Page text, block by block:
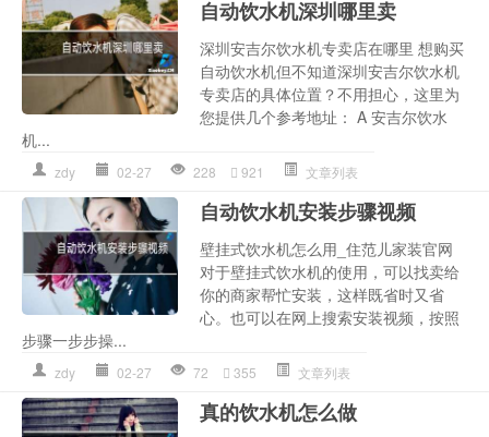
自动饮水机深圳哪里卖
深圳安吉尔饮水机专卖店在哪里 想购买
自动饮水机但不知道深圳安吉尔饮水机
专卖店的具体位置？不用担心，这里为
您提供几个参考地址： A 安吉尔饮水
机...
zdy 02-27 228 921 文章列表
自动饮水机安装步骤视频
壁挂式饮水机怎么用_住范儿家装官网
对于壁挂式饮水机的使用，可以找卖给
你的商家帮忙安装，这样既省时又省
心。也可以在网上搜索安装视频，按照
步骤一步步操...
zdy 02-27 72 355 文章列表
真的饮水机怎么做